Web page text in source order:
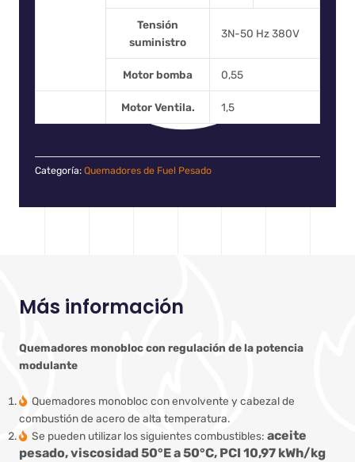
Tensión
suministro
3N-50 Hz 380V
Motor bomba 0,55
Motor Ventila. 1,5
Categoría: Quemadores de Fuel Pesado
Más información
Quemadores monobloc con regulación de la potencia
modulante
Quemadores monobloc con envolvente y cabezal de
combustión de acero de alta temperatura.
Se pueden utilizar los siguientes combustibles: aceite
pesado, viscosidad 50°E a 50°C, PCI 10,97 kWh/kg